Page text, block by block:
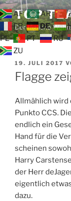
Zum
Inhalt
springen
TOP
Der tägliche
AM
19. JULI 2017
Flagge
Allmählich wird
Punkto CCS.
endlich ein
Hand für die
scheinen
Harry
der Herr
eigentlich
dazu.
AF AR
FR
DE
PL
PT RU
ZU